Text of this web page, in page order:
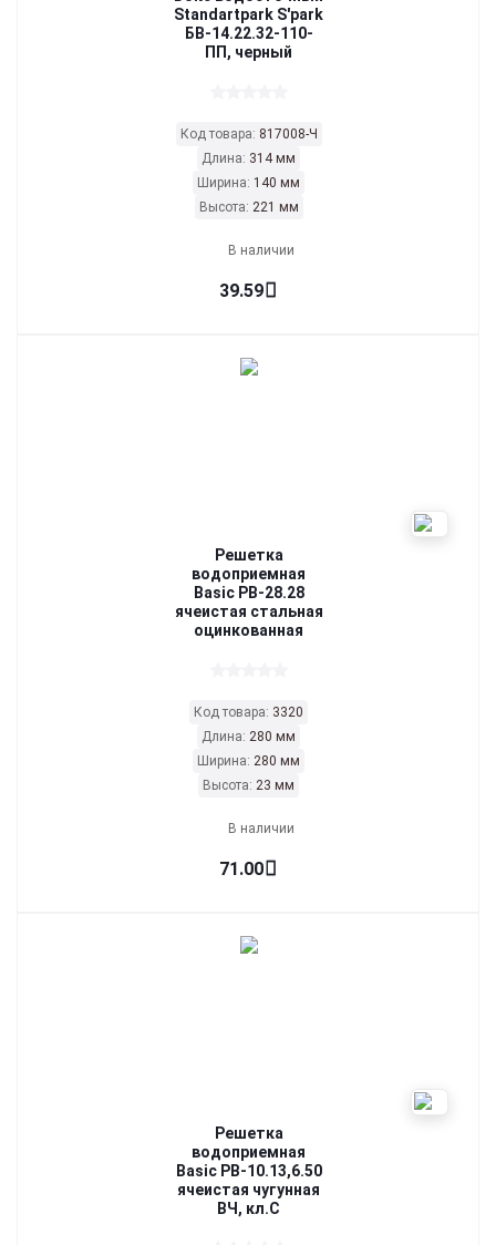
Standartpark S'park
БВ-14.22.32-110-
ПП, черный
Код товара: 817008-Ч
Длина: 314 мм
Ширина: 140 мм
Высота: 221 мм
В наличии
39.59
Решетка
водоприемная
Basic РВ-28.28
ячеистая стальная
оцинкованная
Код товара: 3320
Длина: 280 мм
Ширина: 280 мм
Высота: 23 мм
В наличии
71.00
Решетка
водоприемная
Basic РВ-10.13,6.50
ячеиcтая чугунная
ВЧ, кл.С